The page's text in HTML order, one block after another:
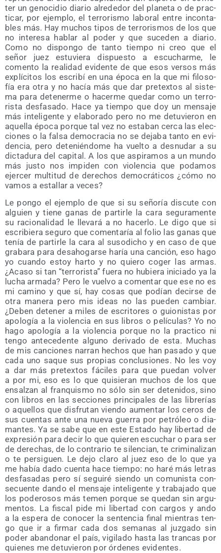
ter un geno­ci­dio dia­rio alre­de­dor del pla­ne­ta o de prac­
ti­car, por ejem­plo, el terro­ris­mo labo­ral entre incon­ta­
bles más. Hay muchos tipos de terro­ris­mos de los que
no intere­sa hablar al poder y que suce­den a dia­rio.
Como no dis­pon­go de tan­to tiem­po ni creo que el
señor juez estu­vie­ra dis­pues­to a escu­char­me, le
comen­to la reali­dad evi­den­te de que esos ver­sos más
explí­ci­tos los escri­bí en una épo­ca en la que mi filo­so­
fía era otra y no hacía más que dar pre­tex­tos al sis­te­
ma para dete­ner­me o hacer­me que­dar como un terro­
ris­ta des­fa­sa­do. Hace ya tiem­po que doy un men­sa­je
más inte­li­gen­te y ela­bo­ra­do pero no me detu­vie­ron en
aque­lla épo­ca por­que tal vez no esta­ban cer­ca las elec­
cio­nes o la fal­sa demo­cra­cia no se deja­ba tan­to en evi­
den­cia, pero dete­nién­do­me ha vuel­to a des­nu­dar a su
dic­ta­du­ra del capi­tal. A los que aspi­ra­mos a un mun­do
más jus­to nos impi­den con vio­len­cia que poda­mos
ejer­cer mul­ti­tud de dere­chos demo­crá­ti­cos ¿cómo no
vamos a esta­llar a veces?
Le pon­go el ejem­plo de que si su seño­ría dis­cu­te con
alguien y tie­ne ganas de par­tir­le la cara segu­ra­men­te
su racio­na­li­dad le lle­va­rá a no hacer­lo. Le digo que si
escri­bie­ra segu­ro que comen­ta­ría al folio las ganas que
tenía de par­tir­le la cara al suso­di­cho y en caso de que
gra­ba­ra para des­aho­gar­se haría una can­ción, eso hago
yo cuan­do estoy har­to y no quie­ro coger las armas.
¿Aca­so si tan “terro­ris­ta” fue­ra no hubie­ra ini­cia­do ya la
lucha arma­da? Pero le vuel­vo a comen­tar que ese no es
mi camino y que sí, hay cosas que podían decir­se de
otra mane­ra pero mis ideas no las pue­den cam­biar.
¿Deben dete­ner a miles de escri­to­res o guio­nis­tas por
apo­lo­gía a la vio­len­cia en sus libros o pelí­cu­las? Yo no
hago apo­lo­gía a la vio­len­cia por­que no la prac­ti­co ni
ten­go ante­ce­den­te alguno deri­va­do de esta. Muchas
de mis can­cio­nes narran hechos que han pasa­do y que
cada uno saque sus pro­pias con­clu­sio­nes. No les voy
a dar más pre­tex­tos fáci­les para que pue­dan vol­ver
a por mi, eso es lo que qui­sie­ran muchos de los que
ensal­zan al fran­quis­mo no sólo sin ser dete­ni­dos, sino
con libros en las sec­cio­nes prin­ci­pa­les de las libre­rías
o aque­llos que dis­fru­tan vien­do aumen­tar los ceros de
sus cuen­tas ante una nue­va gue­rra por petró­leo o dia­
man­tes. Ya se sabe que en este Esta­do hay liber­tad de
expre­sión para decir lo que quie­ren escu­char o para ser
de dere­chas, de lo con­tra­rio te silen­cian, te cri­mi­na­li­zan
o te per­si­guen. Le dejo cla­ro al juez eso de lo que ya
me había dado cuen­ta hace tiem­po: no haré más letras
des­fa­sa­das pero sí segui­ré sien­do un comu­nis­ta con­
se­cuen­te dan­do el men­sa­je inte­li­gen­te y tra­ba­ja­do que
los pode­ro­sos más temen por­que se que­dan sin argu­
men­tos. La fis­cal pide mi liber­tad con car­gos y ando
a la espe­ra de cono­cer la sen­ten­cia final mien­tras ten­
go que ir a fir­mar cada dos sema­nas al juz­ga­do sin
poder aban­do­nar el país, vigi­la­do has­ta las tran­cas por
quie­nes me detu­vie­ron por órde­nes evidentes.